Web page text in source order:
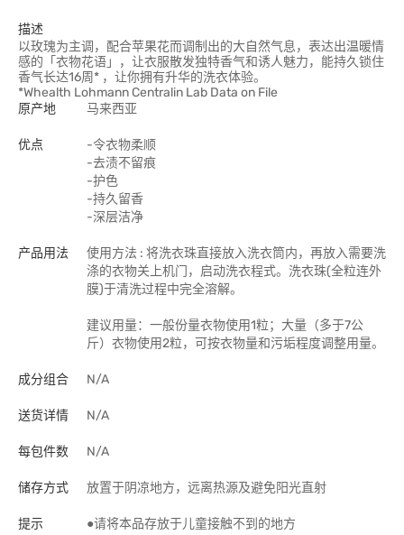
描述
以玫瑰为主调，配合苹果花而调制出的大自然气息，表达出温暖情
感的「衣物花语」，让衣服散发独特香气和诱人魅力，能持久锁住
香气长达16周* ，让你拥有升华的洗衣体验。
*Whealth Lohmann Centralin Lab Data on File
原产地
马来西亚
优点
-令衣物柔顺
-去渍不留痕
-护色
-持久留香
-深层洁净
产品用法
使用方法 : 将洗衣珠直接放入洗衣筒内，再放入需要洗
涤的衣物关上机门，启动洗衣程式。洗衣珠(全粒连外
膜)于清洗过程中完全溶解。
建议用量：一般份量衣物使用1粒；大量（多于7公
斤）衣物使用2粒，可按衣物量和污垢程度调整用量。
成分组合 N/A
送货详情 N/A
每包件数 N/A
储存方式 放置于阴凉地方，远离热源及避免阳光直射
提示
●请将本品存放于儿童接触不到的地方